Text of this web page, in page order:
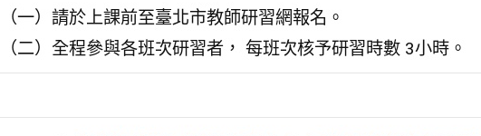
（一）請於上課前至臺北市教師研習網報名。
（二）全程參與各班次研習者， 每班次核予研習時數 3小時。